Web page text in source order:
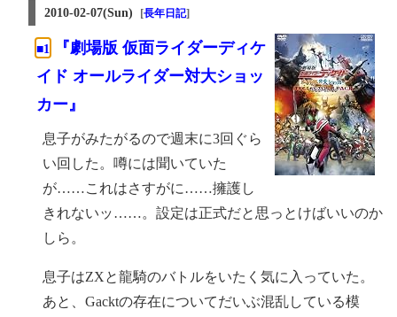
2010-02-07(Sun) [長年日記]
■1
『劇場版 仮面ライダーディケ
イド オールライダー対大ショッ
カー』
息子がみたがるので週末に3回ぐら
い回した。噂には聞いていた
が……これはさすがに……擁護し
きれないッ……。設定は正式だと思っとけばいいのか
しら。
息子はZXと龍騎のバトルをいたく気に入っていた。
あと、Gacktの存在についてだいぶ混乱している模